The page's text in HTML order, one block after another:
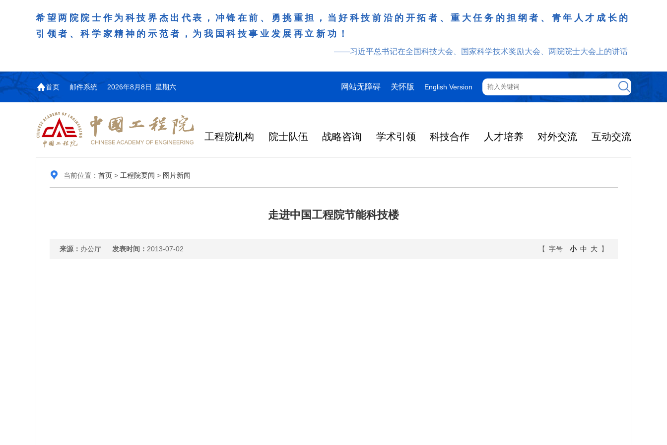
希望两院院士作为科技界杰出代表，冲锋在前、勇挑重担，当好科技前沿的开拓者、重大任务的担纲者、青年人才成长的
引领者、科学家精神的示范者，为我国科技事业发展再立新功！
——习近平总书记在全国科技大会、国家科学技术奖励大会、两院院士大会上的讲话
首页 邮件系统 2026年8月8日 星期六 网站无障碍 关怀版 English Version
工程院机构 院士队伍 战略咨询 学术引领 科技合作 人才培养 对外交流 互动交流
当前位置： 首页> 工程院要闻 > 图片新闻
走进中国工程院节能科技楼
来源： 办公厅 发表时间： 2013-07-02 【 字号 小 中 大】